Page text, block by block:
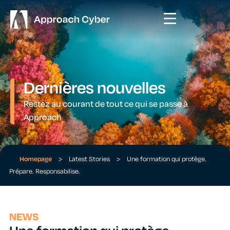
Dernières nouvelles
Restez au courant de tout ce qui se passe à
Approach
Homepage > Latest Stories >
Une formation qui protège.
Prépare. Responsabilise.
NEWS